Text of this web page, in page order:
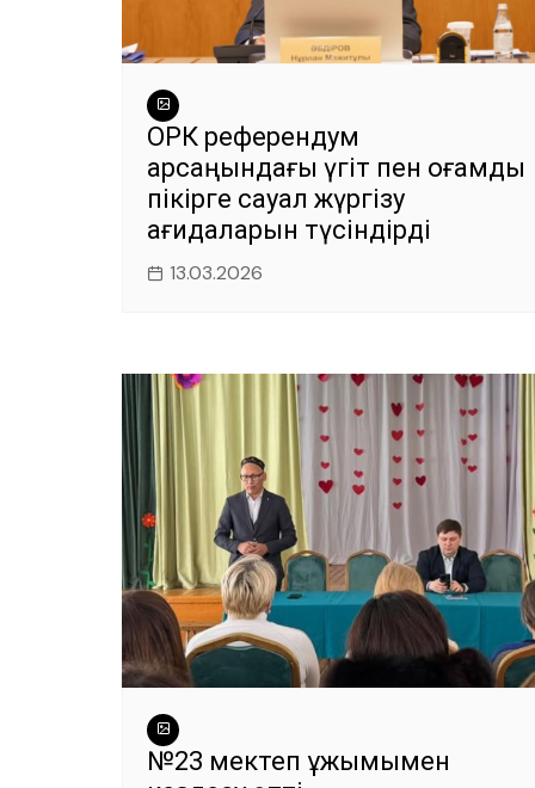
ОРК референдум
қарсаңындағы үгіт пен қоғамдық
пікірге сауал жүргізу
қағидаларын түсіндірді
13.03.2026
№23 мектеп ұжымымен